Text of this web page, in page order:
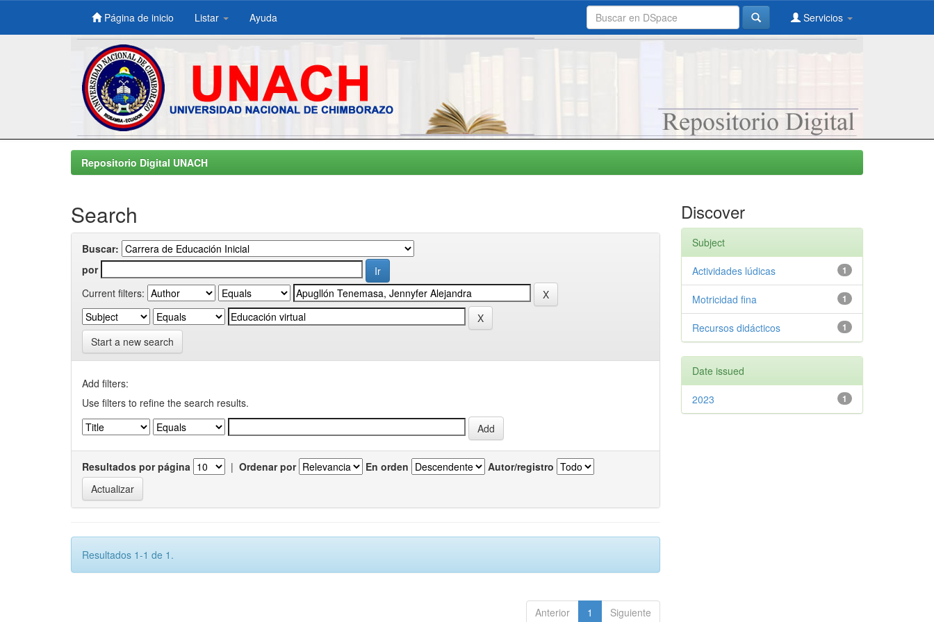
Skip
Página de inicio Listar Ayuda Servicios
Repositorio Digital UNACH
Search
Buscar:
por
Current filters:
Start a new search
Add filters:
Use filters to refine the search results.
Resultados por página | Ordenar por En orden Autor/registro
Resultados 1-1 de 1.
Anterior 1 Siguiente
Discover
Subject
1
Actividades lúdicas
1
Motricidad fina
1
Recursos didácticos
Date issued
1
2023